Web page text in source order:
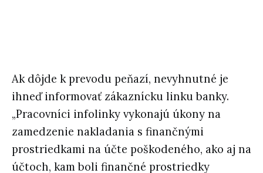
Ak dôjde k prevodu peňazí, nevyhnutné je
ihneď informovať zákaznícku linku banky.
„Pracovníci infolinky vykonajú úkony na
zamedzenie nakladania s finančnými
prostriedkami na účte poškodeného, ako aj na
účtoch, kam boli finančné prostriedky